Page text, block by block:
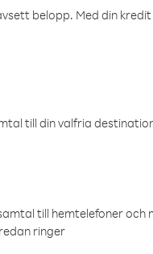
belopp. Med din
till din valfria
till hemtelefoner
ringer